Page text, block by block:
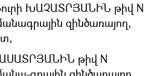
ԽԱՉԱՏՐՅԱՆԻՆ թիվ N
զինծառայող,
թիվ N